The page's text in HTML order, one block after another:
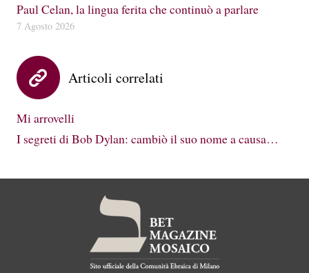
Paul Celan, la lingua ferita che continuò a parlare
7 Agosto 2026
Articoli correlati
Mi arrovelli
I segreti di Bob Dylan: cambiò il suo nome a causa…